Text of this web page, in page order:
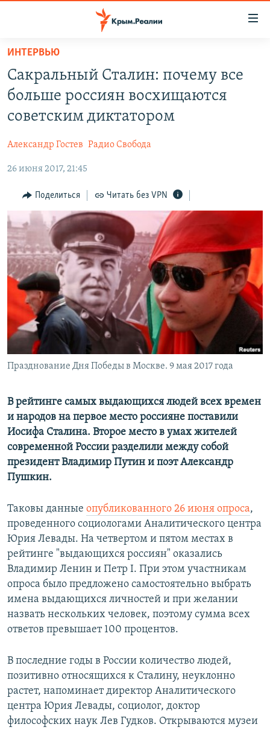
Вернуться
основному
содержанию
главной
навигации
Вернутся
поиску
СПЕЦПРОЕКТЫ
11 ЛЕТ ОККУПАЦИИ КРЫМА. 11 ИСТОРИЙ СОПРОТИВЛЕНИЯ
ЕЩЕ
ИНТЕРАКТИВ
ИНФОГРАФИКА
ТЕЛЕПРОЕКТ КРЫМ.РЕАЛИИ
СОВЕТЫ ПРАВОЗАЩИТНИКОВ
ПРОПАВШИЕ БЕЗ ВЕСТИ
ПОБЕДИТЕЛЕЙ НЕ СУДЯТ?
КРЫМ.НЕПОКОРЕННЫЙ
ELIFBE
УКРАИНСКАЯ ПРОБЛЕМА КРЫМА
РАДІО СВОБОДА
КАК ОБОЙТИ БЛОКИРОВКУ
Українською
Qırımtatar
ПРИСОЕДИНЯЙТЕСЬ!
Все сайты RFE/RL
ИНТЕРВЬЮ
Сакральный Сталин: почему все
больше россиян восхищаются
советским диктатором
Александр Гостев Радио Свобода
26 июня 2017, 21:45
Поделиться Читать без VPN
Празднование Дня Победы в Москве. 9 мая 2017 года
В рейтинге самых выдающихся людей всех времен
и народов на первое место россияне поставили
Иосифа Сталина. Второе место в умах жителей
современной России разделили между собой
президент Владимир Путин и поэт Александр
Пушкин.
Таковы данные опубликованного 26 июня опроса,
проведенного социологами Аналитического центра
Юрия Левады. На четвертом и пятом местах в
рейтинге "выдающихся россиян" оказались
Владимир Ленин и Петр I. При этом участникам
опроса было предложено самостоятельно выбрать
имена выдающихся личностей и при желании
назвать нескольких человек, поэтому сумма всех
ответов превышает 100 процентов.
В последние годы в России количество людей,
позитивно относящихся к Сталину, неуклонно
растет, напоминает директор Аналитического
центра Юрия Левады, социолог, доктор
философских наук Лев Гудков. Открываются музеи